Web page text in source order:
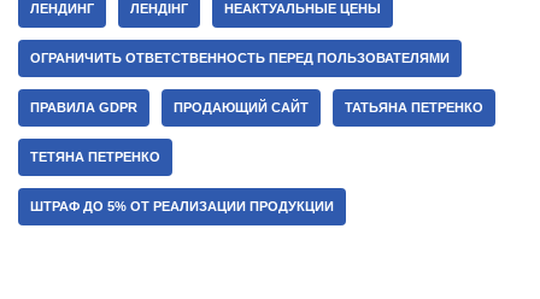
ЛЕНДИНГ ЛЕНДІНГ НЕАКТУАЛЬНЫЕ ЦЕНЫ
ОГРАНИЧИТЬ ОТВЕТСТВЕННОСТЬ ПЕРЕД ПОЛЬЗОВАТЕЛЯМИ
ПРАВИЛА GDPR ПРОДАЮЩИЙ САЙТ ТАТЬЯНА ПЕТРЕНКО
ТЕТЯНА ПЕТРЕНКО
ШТРАФ ДО 5% ОТ РЕАЛИЗАЦИИ ПРОДУКЦИИ